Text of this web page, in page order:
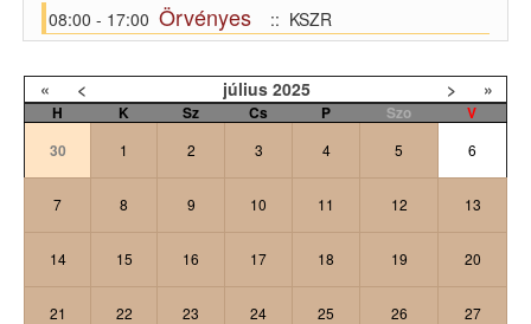
08:00 - 17:00 Örvényes :: KSZR
« < július 2025 > »
H K Sz Cs P Szo
V
30
1 2 3 4 5 6
7 8 9 10 11 12 13
14 15 16 17 18 19 20
21 22 23 24 25 26 27